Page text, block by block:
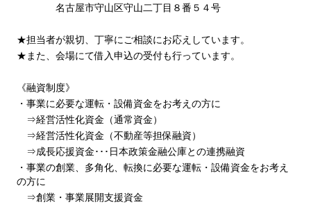
名古屋市守山区守山二丁目８番５４号
★担当者が親切、丁寧にご相談にお応えしています。
★また、会場にて借入申込の受付も行っています。
《融資制度》
・事業に必要な運転・設備資金をお考えの方に
⇒経営活性化資金（通常資金）
⇒経営活性化資金（不動産等担保融資）
⇒成長応援資金･･･日本政策金融公庫との連携融資
・事業の創業、多角化、転換に必要な運転・設備資金をお考え
の方に
⇒創業・事業展開支援資金